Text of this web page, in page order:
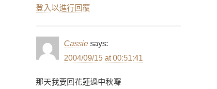
登入以進行回覆
Cassie says:
2004/09/15 at 00:51:41
那天我要回花蓮過中秋囉